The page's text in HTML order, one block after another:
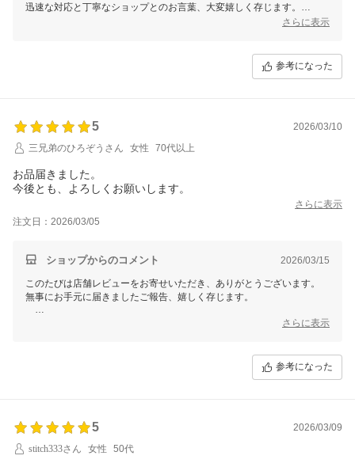
迅速な対応と丁寧なショップとのお言葉、大変嬉しく存じます。
【そ】お蕎麦研究会・そばけん満足店
技術担当 石川
さらに表示
参考になった
5
2026/03/10
三兄弟のひろぞうさん
女性 70代以上
お品届きました。
今後とも、よろしくお願いします。
さらに表示
注文日：2026/03/05
ショップからのコメント 2026/03/15
このたびは店舗レビューをお寄せいただき、ありがとうございます。
無事にお手元に届きましたご報告、嬉しく存じます。
これからも気持ちよくお買い物いただけるよう、丁寧な梱包と迅速な発
結花より
さらに表示
参考になった
5
2026/03/09
stitch333さん
女性 50代